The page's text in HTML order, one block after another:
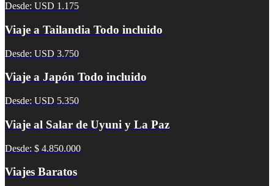
Desde: USD 1.175
Viaje a Tailandia Todo incluido
Desde: USD 3.750
Viaje a Japón Todo incluido
Desde: USD 5.350
Viaje al Salar de Uyuni y La Paz
Desde: $ 4.850.000
Viajes Baratos